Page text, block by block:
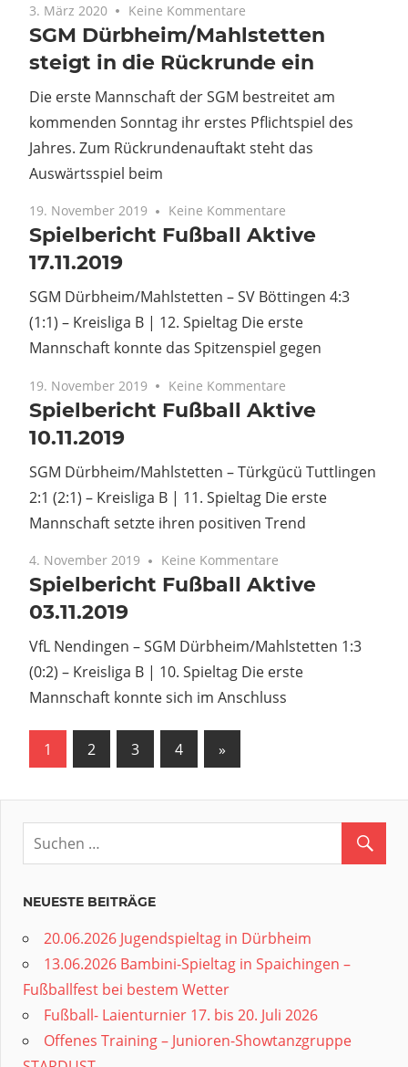
3. März 2020 Keine Kommentare
SGM Dürbheim/Mahlstetten
steigt in die Rückrunde ein
Die erste Mannschaft der SGM bestreitet am
kommenden Sonntag ihr erstes Pflichtspiel des
Jahres. Zum Rückrundenauftakt steht das
Auswärtsspiel beim
19. November 2019 Keine Kommentare
Spielbericht Fußball Aktive
17.11.2019
SGM Dürbheim/Mahlstetten – SV Böttingen 4:3
(1:1) – Kreisliga B | 12. Spieltag Die erste
Mannschaft konnte das Spitzenspiel gegen
19. November 2019 Keine Kommentare
Spielbericht Fußball Aktive
10.11.2019
SGM Dürbheim/Mahlstetten – Türkgücü Tuttlingen
2:1 (2:1) – Kreisliga B | 11. Spieltag Die erste
Mannschaft setzte ihren positiven Trend
4. November 2019 Keine Kommentare
Spielbericht Fußball Aktive
03.11.2019
VfL Nendingen – SGM Dürbheim/Mahlstetten 1:3
(0:2) – Kreisliga B | 10. Spieltag Die erste
Mannschaft konnte sich im Anschluss
Seitennummerierung
Beiträge
1 2 3 4
Nächste
Beiträge
»
NEUESTE BEITRÄGE
20.06.2026 Jugendspieltag in Dürbheim
13.06.2026 Bambini-Spieltag in Spaichingen –
Fußballfest bei bestem Wetter
Fußball- Laienturnier 17. bis 20. Juli 2026
Offenes Training – Junioren-Showtanzgruppe